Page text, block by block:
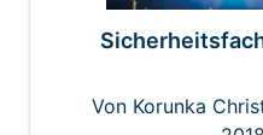
Von Korunka